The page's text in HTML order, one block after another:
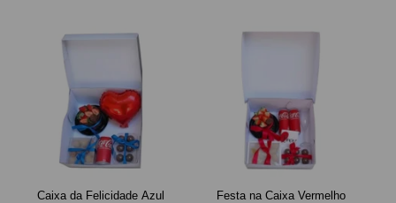
Caixa da Felicidade Azul Festa na Caixa Vermelho